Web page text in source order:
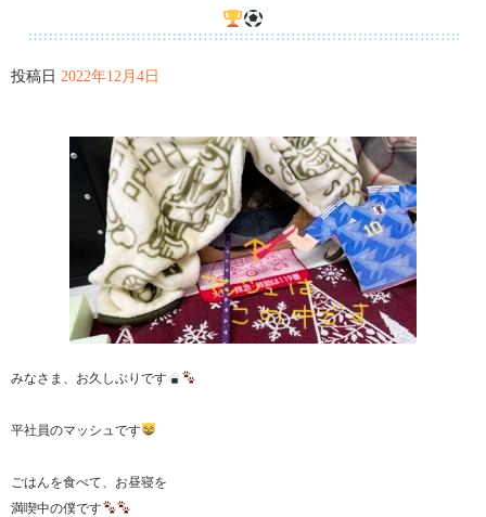
投稿日 2022年12月4日
みなさま、お久しぶりです
平社員のマッシュです
ごはんを食べて、お昼寝を
満喫中の僕です